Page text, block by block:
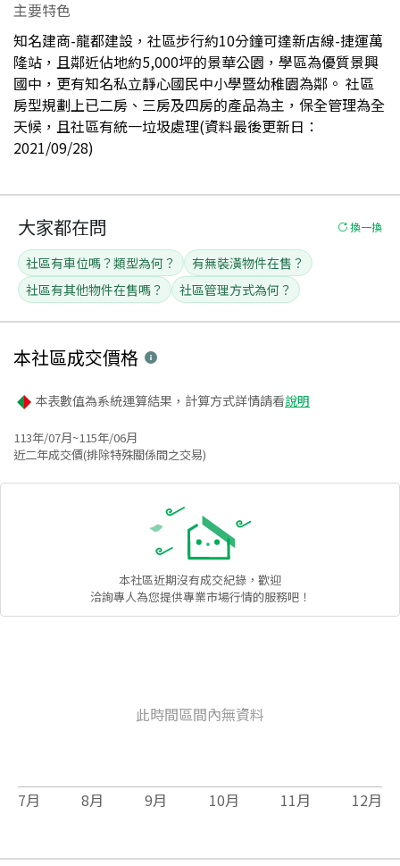
主要特色
知名建商-龍都建設，社區步行約10分鐘可達新店線-捷運萬
隆站，且鄰近佔地約5,000坪的景華公園，學區為優質景興
國中，更有知名私立靜心國民中小學暨幼稚園為鄰。 社區
房型規劃上已二房、三房及四房的產品為主，保全管理為全
天候，且社區有統一垃圾處理(資料最後更新日：
2021/09/28)
大家都在問 換一換
社區有車位嗎？類型為何？
有無裝潢物件在售？
社區有其他物件在售嗎？
社區管理方式為何？
本社區成交價格
本表數值為系統運算結果，計算方式詳情請看說明
113年/07月~115年/06月
近二年成交價(排除特殊關係間之交易)
本社區近期沒有成交紀錄，歡迎
洽詢專人為您提供專業市場行情的服務吧！
此時間區間內無資料
7月 8月 9月 10月 11月 12月